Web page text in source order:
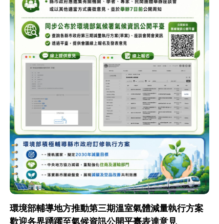
環境部輔導地方推動第三期溫室氣體減量執行方案
歡迎各界踴躍至氣候資訊公開平臺表達意見